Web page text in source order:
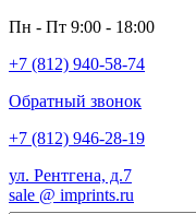
Пн - Пт 9:00 - 18:00
+7 (812) 940-58-74
Обратный звонок
+7 (812) 946-28-19
ул. Рентгена, д.7
sale @ imprints.ru